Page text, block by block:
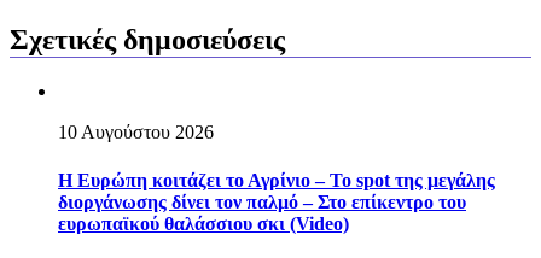
Σχετικές δημοσιεύσεις
10 Αυγούστου 2026
Η Ευρώπη κοιτάζει το Αγρίνιο – Το spot της μεγάλης
διοργάνωσης δίνει τον παλμό – Στο επίκεντρο του
ευρωπαϊκού θαλάσσιου σκι (Video)